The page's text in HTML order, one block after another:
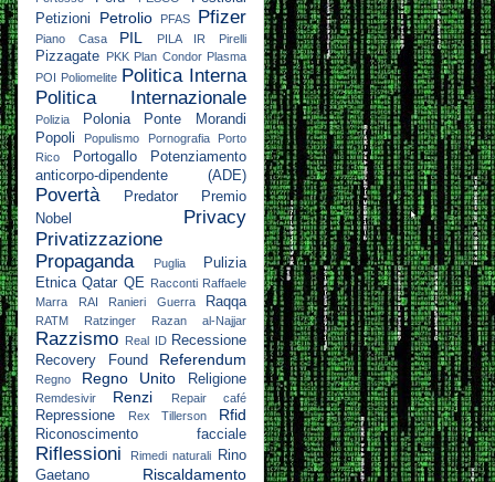
Petizioni
Petrolio PFAS Pfizer
Piano Casa PIL PILA IR Pirelli
Pizzagate PKK Plan Condor Plasma
POI Poliomelite Politica Interna
Politica Internazionale
Polizia Polonia
Ponte Morandi
Popoli
Populismo Pornografia
Porto
Rico
Portogallo
Potenziamento
anticorpo-dipendente (ADE)
Povertà Predator
Premio
Nobel
Privacy
Privatizzazione
Propaganda
Puglia
Pulizia
Etnica Qatar QE Racconti Raffaele
Marra
RAI Ranieri Guerra Raqqa
RATM Ratzinger Razan al-Najjar
Razzismo Real ID Recessione
Recovery Found
Referendum
Regno Regno Unito Religione
Remdesivir Renzi Repair café
Repressione Rex Tillerson Rfid
Riconoscimento facciale
Riflessioni Rimedi naturali
Rino
Gaetano
Riscaldamento